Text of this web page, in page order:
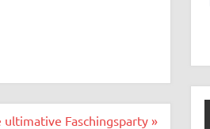
Faschingsparty »